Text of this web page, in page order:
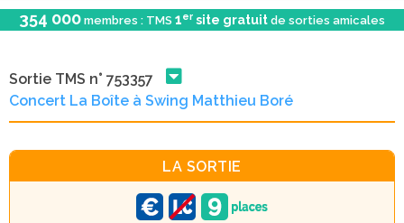
354 000 membres : TMS 1er site gratuit de sorties amicales
Sortie TMS n° 753357
Concert La Boîte à Swing Matthieu Boré
LA SORTIE